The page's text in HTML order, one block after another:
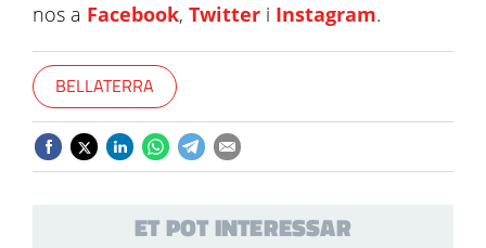
nos a Facebook, Twitter i Instagram.
BELLATERRA
ET POT INTERESSAR